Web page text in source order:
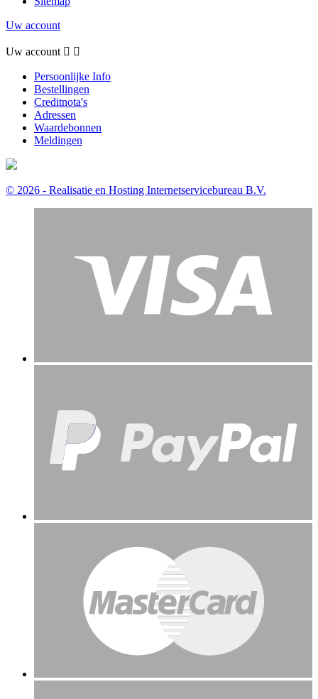
Uw account
Uw account  
Persoonlijke Info
Bestellingen
Creditnota's
Adressen
Waardebonnen
Meldingen
© 2026 - Realisatie en Hosting Internetservicebureau B.V.